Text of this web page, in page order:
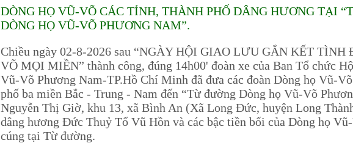
DÒNG HỌ VŨ-VÕ CÁC TỈNH, THÀNH PHỐ DÂNG HƯƠNG TẠI
DÒNG HỌ VŨ-VÕ PHƯƠNG NAM”.
Chiều ngày 02-8-2026 sau “NGÀY HỘI GIAO LƯU GẮN KẾT TÌNH
VÕ MỌI MIỀN” thành công, đúng 14h00' đoàn xe của Ban Tổ chức
Vũ-Võ Phương Nam-TP.Hồ Chí Minh đã đưa các đoàn Dòng họ Vũ-
phố ba miền Bắc - Trung - Nam đến “Từ đường Dòng họ Vũ-Võ
Nguyễn Thị Giờ, khu 13, xã Bình An (Xã Long Đức, huyện Long
dâng hương Đức Thuỷ Tổ Vũ Hồn và các bậc tiền bối của Dòng họ
cúng tại Từ đường.